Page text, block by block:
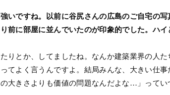
いですね。以前に谷尻さんの広島のご自宅の
前に部屋に並んでいたのが印象的でした。ハイ
りとか、してましたね。なんか建築業界の人
てよく言うんですよ。結局みんな、大きい仕
大きさよりも価値の問題なんだよな…」ってい